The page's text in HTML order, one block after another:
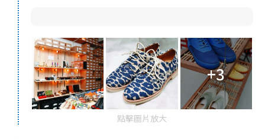
+3
點擊圖片放大